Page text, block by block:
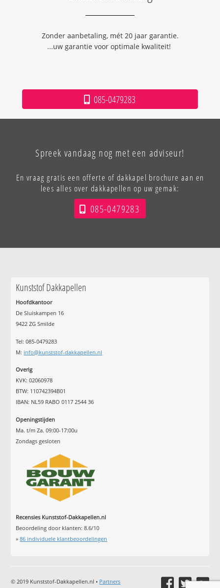
Zonder aanbetaling, mét 20 jaar garantie.
...uw garantie voor optimale kwaliteit!
085-0479283
Spreek vandaag nog met een adviseur!
En vraag gratis een offerte of dakkapel brochure aan en
lees alles over dakkapellen op uw gemak:
085-0479283
Kunststof Dakkapellen
Hoofdkantoor
De Sluiskampen 16
9422 ZG Smilde
Tel: 085-0479283
M: info@kunststof-dakkapellen.nl
Overig
KVK: 02060978
BTW: 110742394B01
IBAN: NL59 RABO 0117 2544 36
Openingstijden
Ma. t/m Za. 09:00-17:00u
Zondags gesloten
Recensies Kunststof-Dakkapellen.nl
Beoordeling door klanten:8.6/10
»86 individuele klantbeoordelingen
© 2019 Kunststof-Dakkapellen.nl • Partners